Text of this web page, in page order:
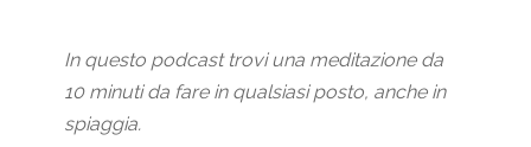
In questo podcast trovi una meditazione da
10 minuti da fare in qualsiasi posto, anche in
spiaggia.